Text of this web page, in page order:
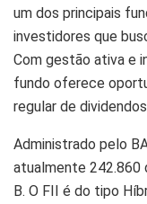
um dos principais
investidores que
Com gestão ativa e
fundo oferece
regular de
Administrado pelo
atualmente 242.860
B. O FII é do tipo